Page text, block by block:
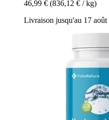
46,99 € (836,12 € / kg)
Livraison jusqu'au 17 août